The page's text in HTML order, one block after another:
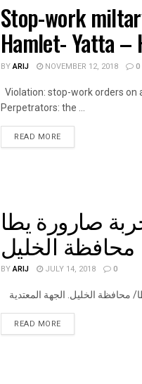
Stop-work
Hamlet- Yatta –
BYARIJ NOVEMBER 12, 2018 0
Violation: stop-work orders on
Perpetrators: the ...
READ MOREDETAILS
صارورة يطا
محافظة الخليل
BYARIJ JULY 14, 2018 0
READ MOREDETAILS